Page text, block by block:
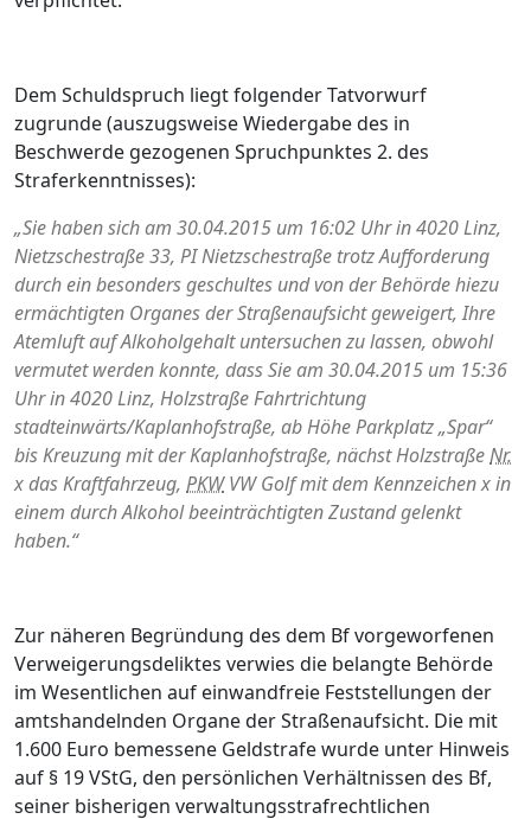
Dem Schuldspruch liegt folgender Tatvorwurf
zugrunde (auszugsweise Wiedergabe des in
Beschwerde gezogenen Spruchpunktes 2. des
Straferkenntnisses):
„Sie haben sich am 30.04.2015 um 16:02 Uhr in 4020 Linz,
Nietzschestraße 33, PI Nietzschestraße trotz Aufforderung
durch ein besonders geschultes und von der Behörde hiezu
ermächtigten Organes der Straßenaufsicht geweigert, Ihre
Atemluft auf Alkoholgehalt untersuchen zu lassen, obwohl
vermutet werden konnte, dass Sie am 30.04.2015 um 15:36
Uhr in 4020 Linz, Holzstraße Fahrtrichtung
stadteinwärts/Kaplanhofstraße, ab Höhe Parkplatz „Spar“
bis Kreuzung mit der Kaplanhofstraße, nächst HolzstraßeNr.
x das Kraftfahrzeug, PKWVW Golf mit dem Kennzeichen x in
einem durch Alkohol beeinträchtigten Zustand gelenkt
haben.“
Zur näheren Begründung des dem Bf vorgeworfenen
Verweigerungsdeliktes verwies die belangte Behörde
im Wesentlichen auf einwandfreie Feststellungen der
amtshandelnden Organe der Straßenaufsicht. Die mit
1.600 Euro bemessene Geldstrafe wurde unter Hinweis
auf § 19 VStG, den persönlichen Verhältnissen des Bf,
seiner bisherigen verwaltungsstrafrechtlichen